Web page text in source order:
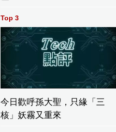
Top 3
今日歡呼孫大聖，只緣「三
核」妖霧又重來